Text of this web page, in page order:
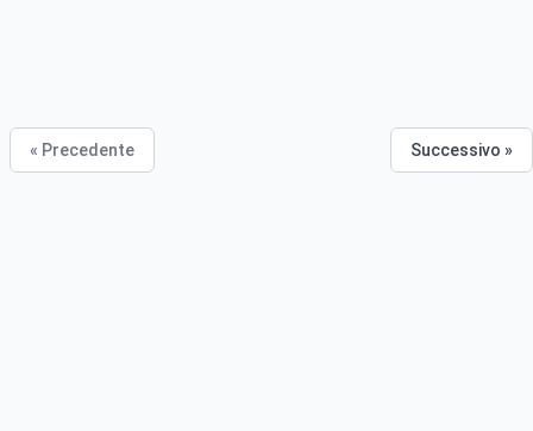
« Precedente Successivo »